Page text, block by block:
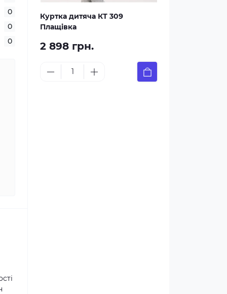
0
0
0
Куртка дитяча КТ 309
Плащівка
2 898 грн.